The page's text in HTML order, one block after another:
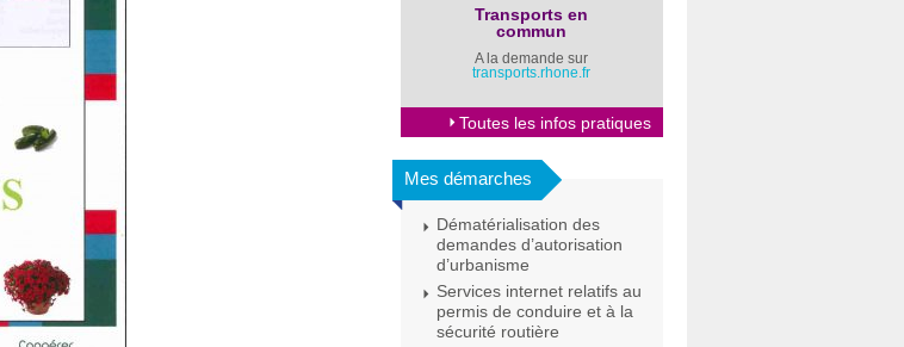
Transports en
commun
A la demande sur
transports.rhone.fr
Toutes les infos pratiques
Mes démarches
Dématérialisation des
demandes d’autorisation
d’urbanisme
Services internet relatifs au
permis de conduire et à la
sécurité routière